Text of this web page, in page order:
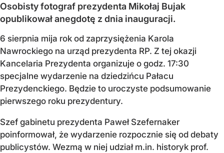
Osobisty fotograf prezydenta Mikołaj Bujak
opublikował anegdotę z dnia inauguracji.
6 sierpnia mija rok od zaprzysiężenia Karola
Nawrockiego na urząd prezydenta RP. Z tej okazji
Kancelaria Prezydenta organizuje o godz. 17:30
specjalne wydarzenie na dziedzińcu Pałacu
Prezydenckiego. Będzie to uroczyste podsumowanie
pierwszego roku prezydentury.
Szef gabinetu prezydenta Paweł Szefernaker
poinformował, że wydarzenie rozpocznie się od debaty
publicystów. Wezmą w niej udział m.in. historyk prof.